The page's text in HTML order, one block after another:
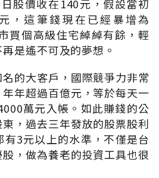
股價收在140元，假設當初
，這筆錢現在已經暴增為
買個高級住宅綽綽有餘，輕
是遙不可及的夢想。
的大客戶，國際競爭力非常
年超過百億元，等於每天一
萬元入帳。如此賺錢的公
，過去三年發放的股票股利
3元以上的水準，不僅是台
，做為養老的投資工具也很